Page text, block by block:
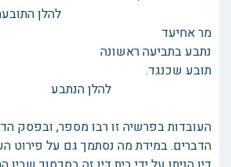
להלן
מר אחיעד
נתבע בתביעה ראשונה
תובע שכנגד.
להלן הנתבע
העובדות בפרשיה זו רבו מספר, ובפסק
הדברים. במידת מה נסתמך גם על פירוט